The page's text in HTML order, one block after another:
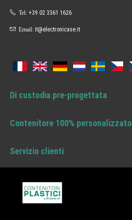
Tel: +39 02 3361 1626
Email: it@electronicase.it
Di custodia pre-progettata
Contenitore 100% personalizzato
Servizio clienti